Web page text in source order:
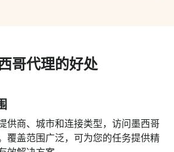
哥代理的好处
供商、城市和连接类型，访问墨西哥
覆盖范围广泛，可为您的任务提供精